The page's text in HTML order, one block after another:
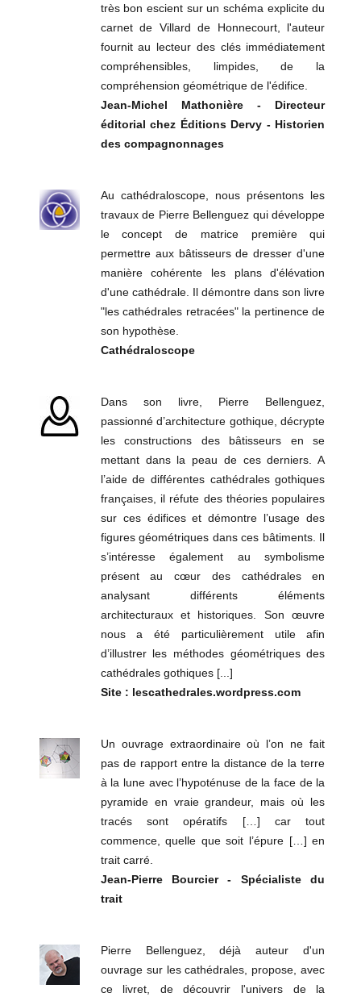
très bon escient sur un schéma explicite du
carnet de Villard de Honnecourt, l'auteur
fournit au lecteur des clés immédiatement
compréhensibles, limpides, de la
compréhension géométrique de l'édifice.
Jean-Michel Mathonière - Directeur
éditorial chez Éditions Dervy - Historien
des compagnonnages
Au cathédraloscope, nous présentons les
travaux de Pierre Bellenguez qui développe
le concept de matrice première qui
permettre aux bâtisseurs de dresser d'une
manière cohérente les plans d'élévation
d'une cathédrale. Il démontre dans son livre
"les cathédrales retracées" la pertinence de
son hypothèse.
Cathédraloscope
Dans son livre, Pierre Bellenguez,
passionné d’architecture gothique, décrypte
les constructions des bâtisseurs en se
mettant dans la peau de ces derniers. A
l’aide de différentes cathédrales gothiques
françaises, il réfute des théories populaires
sur ces édifices et démontre l’usage des
figures géométriques dans ces bâtiments. Il
s’intéresse également au symbolisme
présent au cœur des cathédrales en
analysant différents éléments
architecturaux et historiques. Son œuvre
nous a été particulièrement utile afin
d’illustrer les méthodes géométriques des
cathédrales gothiques [...]
Site : lescathedrales.wordpress.com
Un ouvrage extraordinaire où l’on ne fait
pas de rapport entre la distance de la terre
à la lune avec l’hypoténuse de la face de la
pyramide en vraie grandeur, mais où les
tracés sont opératifs […] car tout
commence, quelle que soit l’épure […] en
trait carré.
Jean-Pierre Bourcier - Spécialiste du
trait
Pierre Bellenguez, déjà auteur d'un
ouvrage sur les cathédrales, propose, avec
ce livret, de découvrir l'univers de la